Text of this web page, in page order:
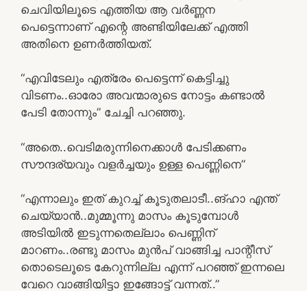
ചെവിയിലൂടെ എത്തിയ ആ വര്‍ണ്ണന
പെട്ടെന്നാണ് എന്റെ അണ്ടിയിലേക്ക് എത്തി
അതിനെ ഉണര്‍ത്തിയത്.
“എവിടേലും എത്രേം പെട്ടെന്ന് കെട്ടിച്ചു
വിടണം..ഓരോ അവന്മാരുടെ നോട്ടം കണ്ടാല്‍
പേടി തോന്നും” ചേച്ചി പറഞ്ഞു.
“അതെ..വെടിമരുന്നിനെക്കാള്‍ പേടിക്കണം
സൗന്ദര്യവും വളര്‍ച്ചയും ഉള്ള പെണ്ണിനെ”
“എന്നാലും ഇത് കുറച്ച് കൂടുതലാടീ..ങ്ഹാ എന്ത്
ചെയ്യാന്‍..മുമ്മൂന്നു മാസം കൂടുമ്പോള്‍
അടിയില്‍ ഇടുന്നതെല്ലാം പെണ്ണിന്
മാറണം..രണ്ടു മാസം മുന്‍പ് വാങ്ങിച്ച പാന്റീസ്
തൊടെലൂടെ കേറുന്നില്ല എന്ന് പറഞ്ഞ് ഇന്നലെ
വേറെ വാങ്ങിയിട്ടാ ഇങ്ങോട്ട് വന്നത്..”